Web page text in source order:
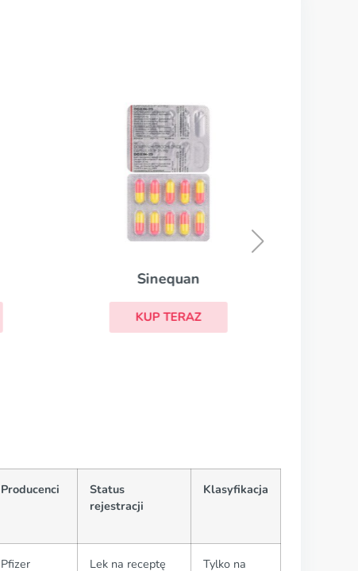
Sinequan
KUP TERAZ
Producenci
Status
rejestracji
Klasyfikacja
Pfizer
Lek na receptę
Tylko na